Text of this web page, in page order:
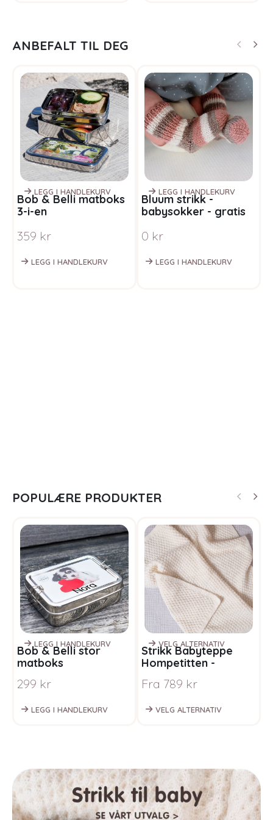
ANBEFALT TIL DEG
LEGG I HANDLEKURV
Bob & Belli matboks
3-i-en
359 kr
LEGG I HANDLEKURV
LEGG I HANDLEKURV
Bluum strikk -
babysokker - gratis
0 kr
LEGG I HANDLEKURV
POPULÆRE PRODUKTER
LEGG I HANDLEKURV
Bob & Belli stor
matboks
299 kr
LEGG I HANDLEKURV
VELG ALTERNATIV
Strikk Babyteppe
Hompetitten -
Pure Eco Baby Wool
Fra 789 kr
VELG ALTERNATIV